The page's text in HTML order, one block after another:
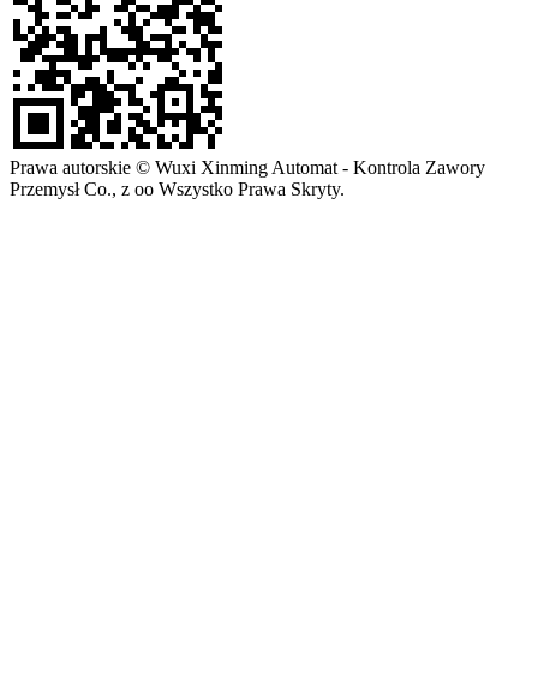
Prawa autorskie © Wuxi Xinming Automat - Kontrola Zawory
Przemysł Co., z oo Wszystko Prawa Skryty.